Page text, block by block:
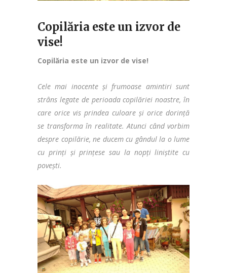
Copilăria este un izvor de
vise!
Copilăria este un izvor de vise!
Cele mai inocente și frumoase amintiri sunt
strâns legate de perioada copilăriei noastre, în
care orice vis prindea culoare și orice dorință
se transforma în realitate. Atunci când vorbim
despre copilărie, ne ducem cu gândul la o lume
cu prinți și prințese sau la nopți liniștite cu
povești.